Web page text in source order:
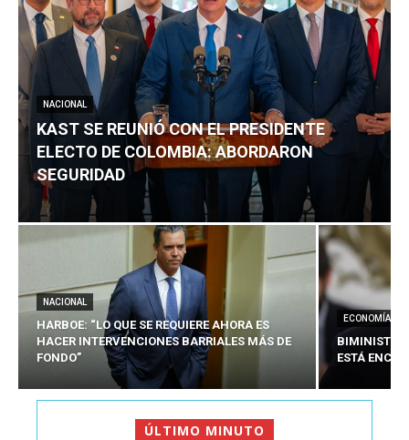
NACIONAL
KAST SE REUNIÓ CON EL PRESIDENTE
ELECTO DE COLOMBIA: ABORDARON
SEGURIDAD
NACIONAL
HARBOE: “LO QUE SE REQUIERE AHORA ES
HACER INTERVENCIONES BARRIALES MÁS DE
FONDO”
ECONOMÍA
BIMINISTRO
ESTÁ
ÚLTIMO MINUTO